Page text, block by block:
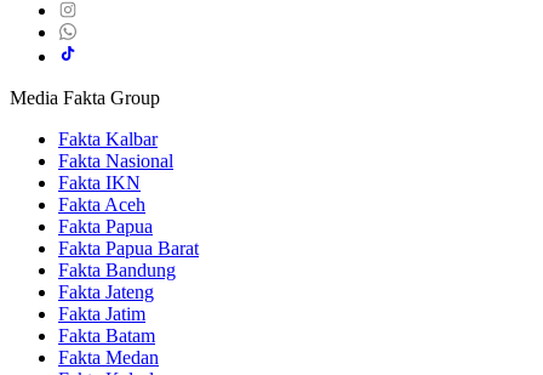
Media Fakta Group
Fakta Kalbar
Fakta Nasional
Fakta IKN
Fakta Aceh
Fakta Papua
Fakta Papua Barat
Fakta Bandung
Fakta Jateng
Fakta Jatim
Fakta Batam
Fakta Medan